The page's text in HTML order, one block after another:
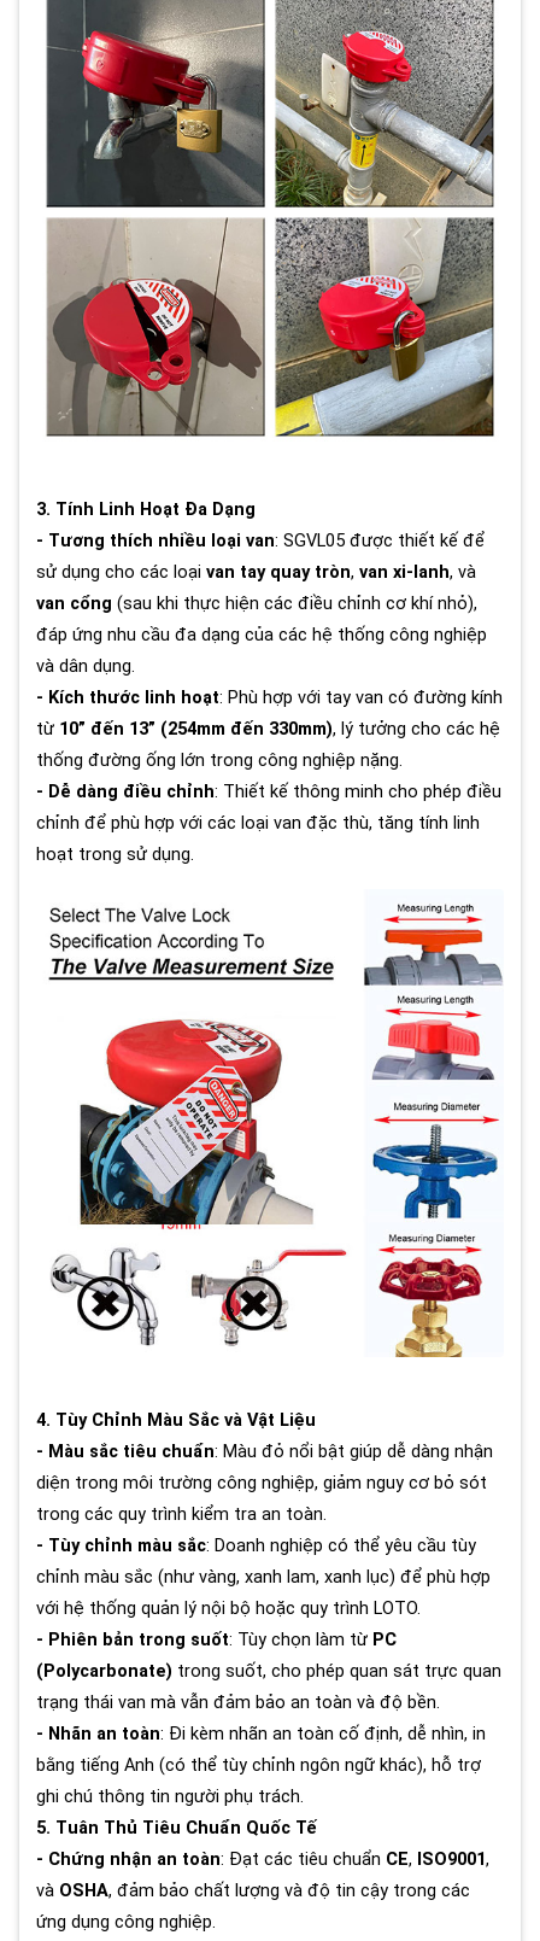
3. Tính Linh Hoạt Đa Dạng
- Tương thích nhiều loại van: SGVL05 được thiết kế để
sử dụng cho các loại van tay quay tròn, van xi-lanh, và
van cổng (sau khi thực hiện các điều chỉnh cơ khí nhỏ),
đáp ứng nhu cầu đa dạng của các hệ thống công nghiệp
và dân dụng.
- Kích thước linh hoạt: Phù hợp với tay van có đường kính
từ 10” đến 13” (254mm đến 330mm), lý tưởng cho các hệ
thống đường ống lớn trong công nghiệp nặng.
- Dễ dàng điều chỉnh: Thiết kế thông minh cho phép điều
chỉnh để phù hợp với các loại van đặc thù, tăng tính linh
hoạt trong sử dụng.
4. Tùy Chỉnh Màu Sắc và Vật Liệu
- Màu sắc tiêu chuẩn: Màu đỏ nổi bật giúp dễ dàng nhận
diện trong môi trường công nghiệp, giảm nguy cơ bỏ sót
trong các quy trình kiểm tra an toàn.
- Tùy chỉnh màu sắc: Doanh nghiệp có thể yêu cầu tùy
chỉnh màu sắc (như vàng, xanh lam, xanh lục) để phù hợp
với hệ thống quản lý nội bộ hoặc quy trình LOTO.
- Phiên bản trong suốt: Tùy chọn làm từ PC
(Polycarbonate) trong suốt, cho phép quan sát trực quan
trạng thái van mà vẫn đảm bảo an toàn và độ bền.
- Nhãn an toàn: Đi kèm nhãn an toàn cố định, dễ nhìn, in
bằng tiếng Anh (có thể tùy chỉnh ngôn ngữ khác), hỗ trợ
ghi chú thông tin người phụ trách.
5. Tuân Thủ Tiêu Chuẩn Quốc Tế
- Chứng nhận an toàn: Đạt các tiêu chuẩn CE, ISO9001,
và OSHA, đảm bảo chất lượng và độ tin cậy trong các
ứng dụng công nghiệp.